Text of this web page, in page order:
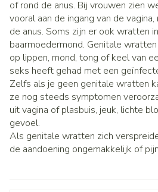
of rond de anus. Bij vrouwen zien
vooral aan de ingang van de
de anus. Soms zijn er ook wratten
baarmoedermond. Genitale
op lippen, mond, tong of keel van
seks heeft gehad met een
Zelfs als je geen genitale wratten
ze nog steeds symptomen
uit vagina of plasbuis, jeuk, lichte
gevoel.
Als genitale wratten zich
de aandoening ongemakkelijk of